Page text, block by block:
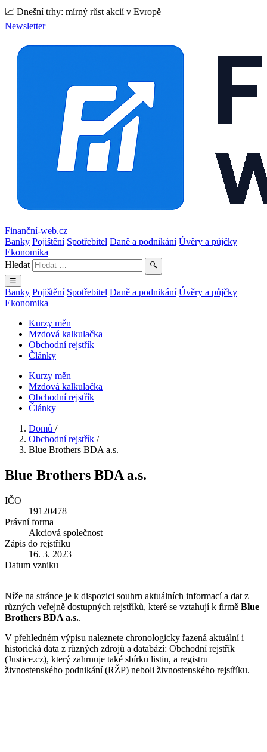
📈 Dnešní trhy: mírný růst akcií v Evropě
Newsletter
Finanční-web.cz
Banky Pojištění Spotřebitel Daně a podnikání Úvěry a půjčky
Ekonomika
Hledat
🔍
☰
Banky Pojištění Spotřebitel Daně a podnikání Úvěry a půjčky
Ekonomika
Kurzy měn
Mzdová kalkulačka
Obchodní rejstřík
Články
Kurzy měn
Mzdová kalkulačka
Obchodní rejstřík
Články
Domů /
Obchodní rejstřík /
Blue Brothers BDA a.s.
Blue Brothers BDA a.s.
IČO
19120478
Právní forma
Akciová společnost
Zápis do rejstříku
16. 3. 2023
Datum vzniku
—
Níže na stránce je k dispozici souhrn aktuálních informací a dat z
různých veřejně dostupných rejstříků, které se vztahují k firmě Blue
Brothers BDA a.s..
V přehledném výpisu naleznete chronologicky řazená aktuální i
historická data z různých zdrojů a databází: Obchodní rejstřík
(Justice.cz), který zahrnuje také sbírku listin, a registru
živnostenského podnikání (RŽP) neboli živnostenského rejstříku.